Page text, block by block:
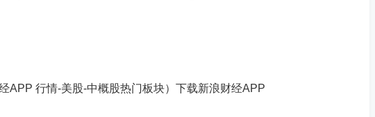
行情-美股-中概股热门板块）下载新浪财经APP